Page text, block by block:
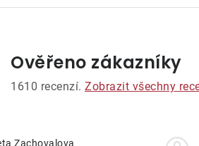
Ověřeno zákazníky
1610 recenzí. Zobrazit všechny
Zachovalova